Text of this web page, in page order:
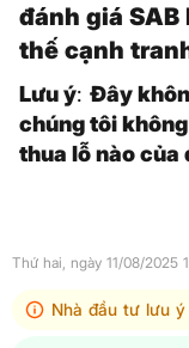
đánh giá
thế cạnh
Lưu ý: Đây
chúng tôi
thua lỗ nào của
Thứ hai, ngày 11/08/2025
Nhà đầu tư lưu ý